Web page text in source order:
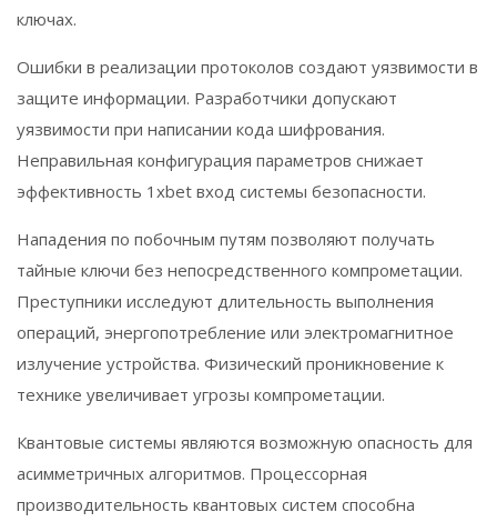
ключах.
Ошибки в реализации протоколов создают уязвимости в
защите информации. Разработчики допускают
уязвимости при написании кода шифрования.
Неправильная конфигурация параметров снижает
эффективность 1xbet вход системы безопасности.
Нападения по побочным путям позволяют получать
тайные ключи без непосредственного компрометации.
Преступники исследуют длительность выполнения
операций, энергопотребление или электромагнитное
излучение устройства. Физический проникновение к
технике увеличивает угрозы компрометации.
Квантовые системы являются возможную опасность для
асимметричных алгоритмов. Процессорная
производительность квантовых систем способна